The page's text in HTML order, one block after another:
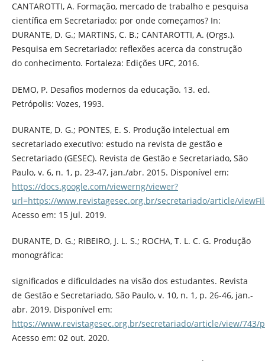
CANTAROTTI, A. Formação, mercado de trabalho e pesquisa
científica em Secretariado: por onde começamos? In:
DURANTE, D. G.; MARTINS, C. B.; CANTAROTTI, A. (Orgs.).
Pesquisa em Secretariado: reflexões acerca da construção
do conhecimento. Fortaleza: Edições UFC, 2016.
DEMO, P. Desafios modernos da educação. 13. ed.
Petrópolis: Vozes, 1993.
DURANTE, D. G.; PONTES, E. S. Produção intelectual em
secretariado executivo: estudo na revista de gestão e
Secretariado (GESEC). Revista de Gestão e Secretariado, São
Paulo, v. 6, n. 1, p. 23-47, jan./abr. 2015. Disponível em:
https://docs.google.com/viewerng/viewer?
url=https://www.revistagesec.org.br/secretariado/article/
Acesso em: 15 jul. 2019.
DURANTE, D. G.; RIBEIRO, J. L. S.; ROCHA, T. L. C. G. Produção
monográfica:
significados e dificuldades na visão dos estudantes. Revista
de Gestão e Secretariado, São Paulo, v. 10, n. 1, p. 26-46, jan.-
abr. 2019. Disponível em:
https://www.revistagesec.org.br/secretariado/article/view/743/
Acesso em: 02 out. 2020.